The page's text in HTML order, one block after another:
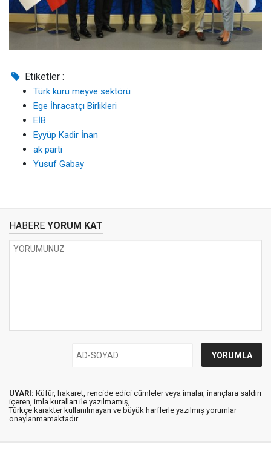
Etiketler :
Türk kuru meyve sektörü
Ege İhracatçı Birlikleri
EİB
Eyyüp Kadir İnan
ak parti
Yusuf Gabay
HABERE YORUM KAT
UYARI: Küfür, hakaret, rencide edici cümleler veya imalar, inançlara saldırı
içeren, imla kuralları ile yazılmamış,
Türkçe karakter kullanılmayan ve büyük harflerle yazılmış yorumlar
onaylanmamaktadır.